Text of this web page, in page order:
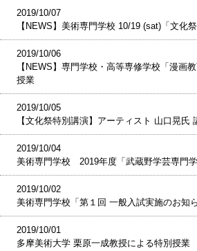
2019/10/07
【NEWS】美術専門学校 10/19 (sat)「文化
2019/10/06
【NEWS】専門学校・高等専修学校「漫画
授業
2019/10/05
【文化祭特別講演】アーティスト 山口晃氏
2019/10/04
美術専門学校 2019年度「武蔵野学芸専門学
2019/10/02
美術専門学校「第１回 一般入試実施のお知
2019/10/01
多摩美術大学 栗原一成教授による特別授業